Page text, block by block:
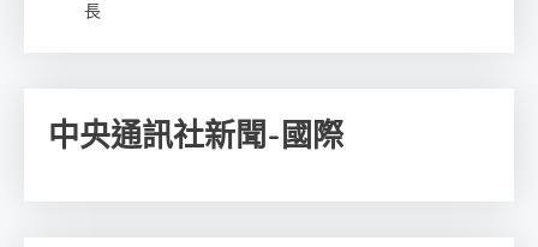
長
中央通訊社新聞-國際